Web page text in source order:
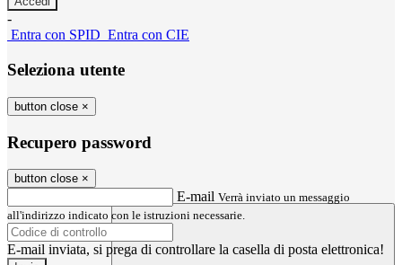
-
Entra con SPID Entra con CIE
Seleziona utente
button close ×
Recupero password
button close ×
E-mail Verrà inviato un messaggio
all'indirizzo indicato con le istruzioni necessarie.
E-mail inviata, si prega di controllare la casella di posta elettronica!